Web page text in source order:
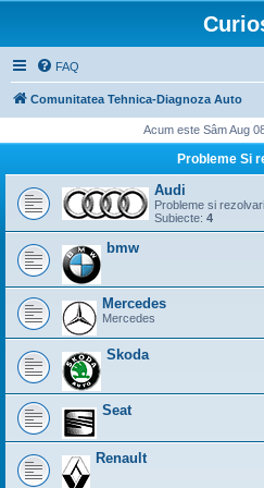
FAQ
Comunitatea Tehnica-Diagnoza Auto
Acum este Sâm Aug
Probleme Si
Audi
Probleme si
Subiecte: 4
bmw
Mercedes
Mercedes
Skoda
Seat
Renault